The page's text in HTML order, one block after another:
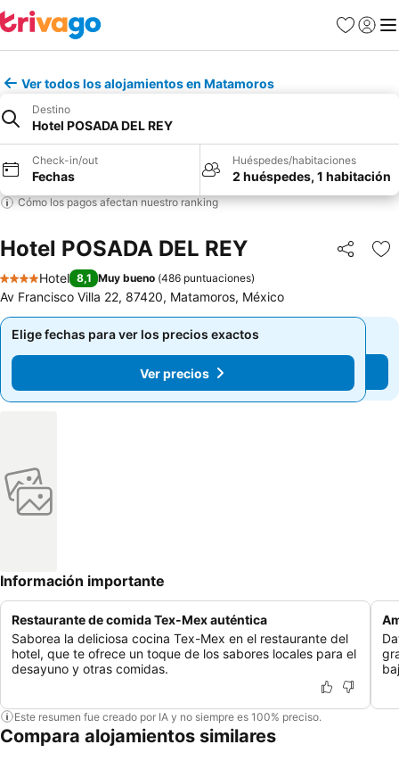
Favoritos
Iniciar
Ver todos los alojamientos en Matamoros
Destino
Hotel POSADA DEL REY
Check-in/out
Fechas
Huéspedes/habitaciones
2 huéspedes, 1 habitación
Cómo los pagos afectan nuestro ranking
Hotel POSADA DEL REY Compartir
4 Estrellas
Hotel 8,1 Muy bueno (486 puntuaciones)
Av Francisco Villa 22, 87420, Matamoros, México
Elige fechas para ver los precios exactos
Ver precios
Elige fechas para ver los precios exactos
Ver precios
Información importante
Restaurante de comida Tex-Mex auténtica
Saborea la deliciosa cocina Tex-Mex en el restaurante del
hotel, que te ofrece un toque de los sabores locales para el
desayuno y otras comidas.
Este resumen fue creado por IA y no siempre es 100% preciso.
Compara alojamientos similares